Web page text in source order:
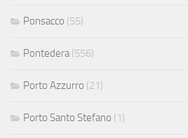
Ponsacco (55)
Pontedera (556)
Porto Azzurro (21)
Porto Santo Stefano (1)